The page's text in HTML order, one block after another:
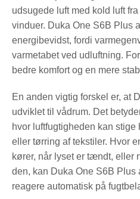
udsugede luft med kold luft
vinduer. Duka One S6B Plus
energibevidst, fordi
varmetabet ved udluftning.
bedre komfort og en mere
En anden vigtig forskel er, at
udviklet til vådrum. Det
hvor luftfugtigheden kan stige
eller tørring af tekstiler. Hvor
kører, når lyset er tændt, eller
den, kan Duka One S6B Plus
reagere automatisk på